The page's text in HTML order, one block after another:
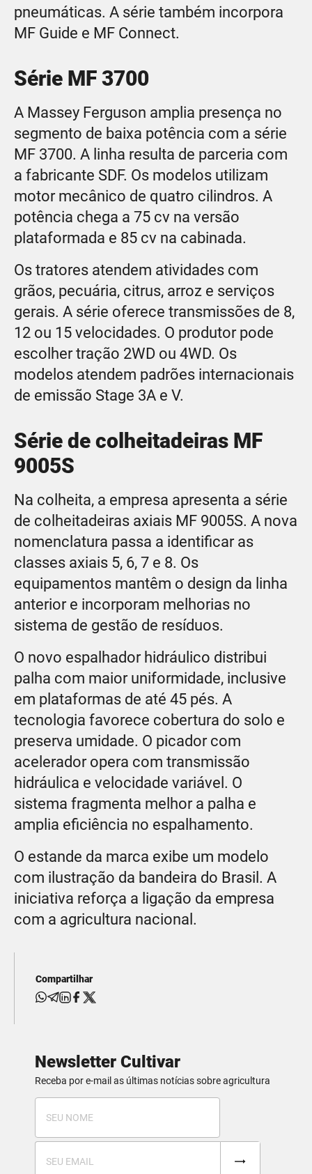
pneumáticas. A série também incorpora
MF Guide e MF Connect.
Série MF 3700
A Massey Ferguson amplia presença no
segmento de baixa potência com a série
MF 3700. A linha resulta de parceria com
a fabricante SDF. Os modelos utilizam
motor mecânico de quatro cilindros. A
potência chega a 75 cv na versão
plataformada e 85 cv na cabinada.
Os tratores atendem atividades com
grãos, pecuária, citrus, arroz e serviços
gerais. A série oferece transmissões de 8,
12 ou 15 velocidades. O produtor pode
escolher tração 2WD ou 4WD. Os
modelos atendem padrões internacionais
de emissão Stage 3A e V.
Série de colheitadeiras MF
9005S
Na colheita, a empresa apresenta a série
de colheitadeiras axiais MF 9005S. A nova
nomenclatura passa a identificar as
classes axiais 5, 6, 7 e 8. Os
equipamentos mantêm o design da linha
anterior e incorporam melhorias no
sistema de gestão de resíduos.
O novo espalhador hidráulico distribui
palha com maior uniformidade, inclusive
em plataformas de até 45 pés. A
tecnologia favorece cobertura do solo e
preserva umidade. O picador com
acelerador opera com transmissão
hidráulica e velocidade variável. O
sistema fragmenta melhor a palha e
amplia eficiência no espalhamento.
O estande da marca exibe um modelo
com ilustração da bandeira do Brasil. A
iniciativa reforça a ligação da empresa
com a agricultura nacional.
Compartilhar
Newsletter Cultivar
Receba por e-mail as últimas notícias sobre agricultura